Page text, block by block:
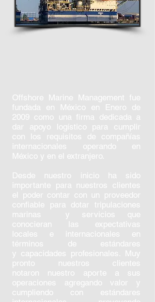
Offshore Marine Management fue
fundada en México en Enero de
2009 como una firma dedicada a
dar apoyo logístico para cumplir
con los requisitos de compañías
internacionales operando en
México y en el extranjero.
Desde nuestro inicio ha sido
importante para nuestros clientes
el poder contar con un proveedor
confiable para dotar tripulaciones
marinas y servicios que
conocieran las expectativas
locales e internacionales en
términos de estándares
y capacidades profesionales. Muy
pronto nuestros clientes
notaron nuestro aporte a sus
operaciones agregando valor y
cumpliendo con estándares